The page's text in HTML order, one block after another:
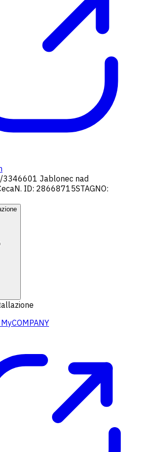
3346601 Jablonec nad
N. ID: 28668715STAGNO: